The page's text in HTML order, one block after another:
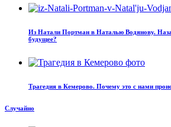
Из Натали Портман в Наталью Водянову.
будущее?
Трагедия в Кемерово. Почему это с нами
Случайно